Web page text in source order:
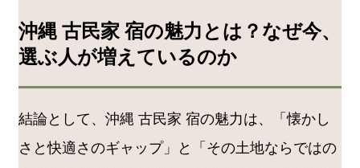
沖縄 古民家 宿の魅力とは？なぜ今、
選ぶ人が増えているのか
結論として、沖縄 古民家 宿の魅力は、「懐かし
さと快適さのギャップ」と「その土地ならではの